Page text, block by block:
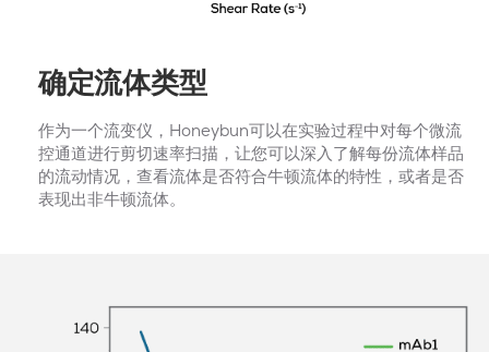
确定流体类型
作为一个流变仪，Honeybun可以在实验过程中对每个微流
控通道进行剪切速率扫描，让您可以深入了解每份流体样品
的流动情况，查看流体是否符合牛顿流体的特性，或者是否
表现出非牛顿流体。